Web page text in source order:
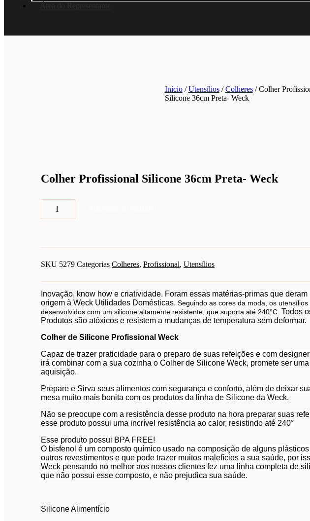
Início/Utensílios/Colheres/ Colher
Silicone 36cm Preta- Weck
Colher Profissional Silicone 36cm Preta- Weck
Profissional
Silicone
Weck
SKU 5279 Categorias Colheres, Profissional, Utensílios
Inovação, know how e criatividade. Foram essas matérias-primas que deram
origem à Weck Utilidades Domésticas. Seguindo as cores da moda, os utensílios
desenvolvidos com um silicone altamente resistente, que suporta até 240°C. Todos
Produtos são atóxicos e resistem a mudanças de temperatura sem deformar.
Colher de Silicone Profissional Weck
Capaz de trazer praticidade para o preparo de suas refeições e com
irá combinar com a sua cozinha o Colher de Silicone Weck, promete ser
aquisição.
Prepare e Sirva seus alimentos com segurança e conforto, além de deixar
mesa muito mais bonita com os produtos da linha de Silicone da Weck.
Não se preocupe com a resistência desse produto na hora preparar suas
esse produto possui uma incrível resistência ao calor, resistindo até 240°
Esse produto possui BPA FREE!
O bisfenol é um composto químico usado na composição de alguns
outros revestimentos e que pode trazer muitos malefícios a sua saúde, por
Weck pensando no melhor aos nossos clientes fez uma linha completa de
que não possui esse composto, e não prejudica sua saúde.
Silicone Alimentício